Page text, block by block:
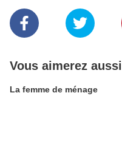
Vous aimerez aussi
La femme de ménage